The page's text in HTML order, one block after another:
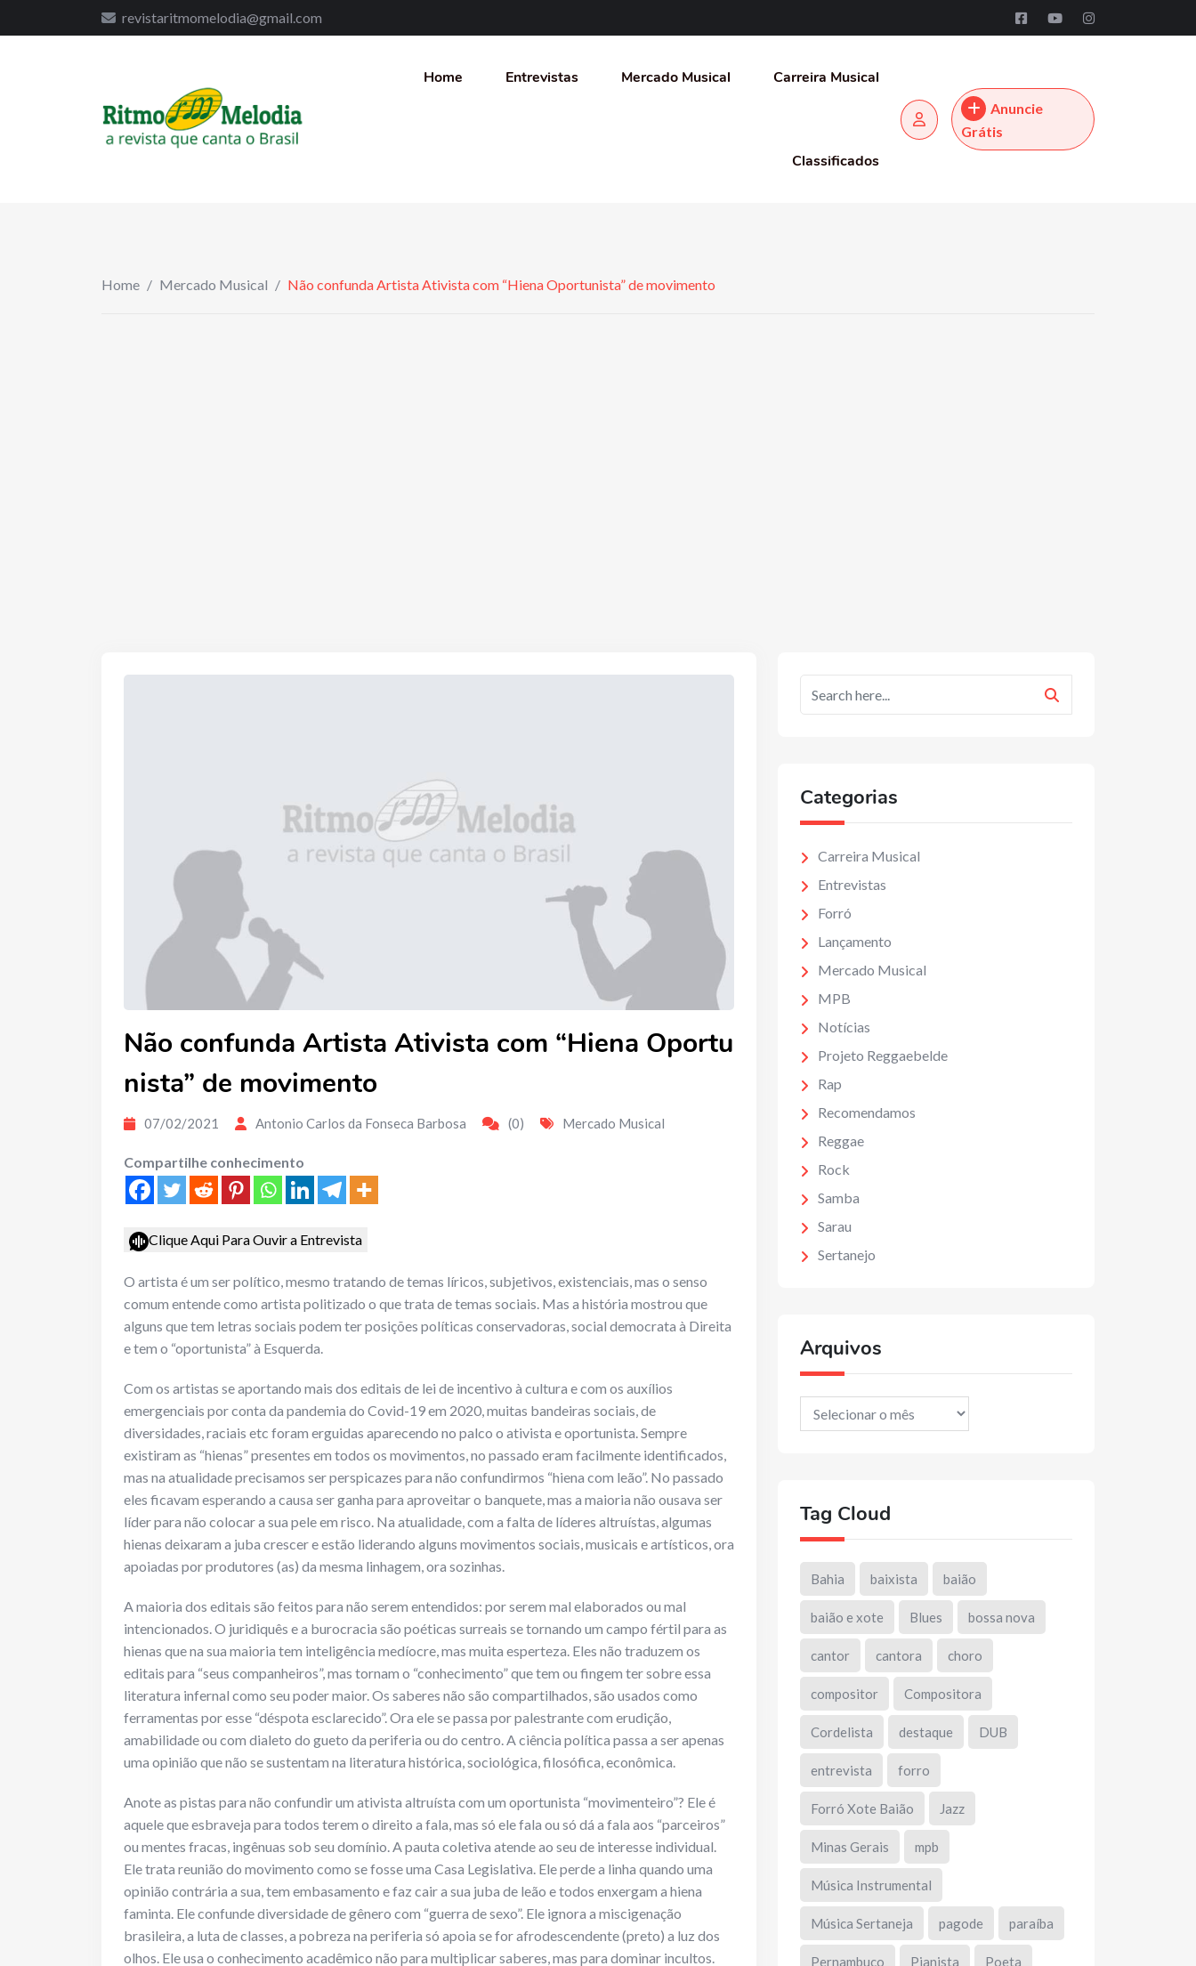
revistaritmomelodia@gmail.com
Home Entrevistas Mercado Musical Carreira Musical
Classificados
Anuncie
Grátis
Home / Mercado Musical / Não confunda Artista Ativista com “Hiena Oportunista” de movimento
Não confunda Artista Ativista com “Hiena Oportu
nista” de movimento
07/02/2021 Antonio Carlos da Fonseca Barbosa (0) Mercado Musical
Compartilhe conhecimento
Clique Aqui Para Ouvir a Entrevista
O artista é um ser político, mesmo tratando de temas líricos, subjetivos, existenciais, mas o senso
comum entende como artista politizado o que trata de temas sociais. Mas a história mostrou que
alguns que tem letras sociais podem ter posições políticas conservadoras, social democrata à Direita
e tem o “oportunista” à Esquerda.
Com os artistas se aportando mais dos editais de lei de incentivo à cultura e com os auxílios
emergenciais por conta da pandemia do Covid-19 em 2020, muitas bandeiras sociais, de
diversidades, raciais etc foram erguidas aparecendo no palco o ativista e oportunista. Sempre
existiram as “hienas” presentes em todos os movimentos, no passado eram facilmente identificados,
mas na atualidade precisamos ser perspicazes para não confundirmos “hiena com leão”. No passado
eles ficavam esperando a causa ser ganha para aproveitar o banquete, mas a maioria não ousava ser
líder para não colocar a sua pele em risco. Na atualidade, com a falta de líderes altruístas, algumas
hienas deixaram a juba crescer e estão liderando alguns movimentos sociais, musicais e artísticos, ora
apoiadas por produtores (as) da mesma linhagem, ora sozinhas.
A maioria dos editais são feitos para não serem entendidos: por serem mal elaborados ou mal
intencionados. O juridiquês e a burocracia são poéticas surreais se tornando um campo fértil para as
hienas que na sua maioria tem inteligência medíocre, mas muita esperteza. Eles não traduzem os
editais para “seus companheiros”, mas tornam o “conhecimento” que tem ou fingem ter sobre essa
literatura infernal como seu poder maior. Os saberes não são compartilhados, são usados como
ferramentas por esse “déspota esclarecido”. Ora ele se passa por palestrante com erudição,
amabilidade ou com dialeto do gueto da periferia ou do centro. A ciência política passa a ser apenas
uma opinião que não se sustentam na literatura histórica, sociológica, filosófica, econômica.
Anote as pistas para não confundir um ativista altruísta com um oportunista “movimenteiro”? Ele é
aquele que esbraveja para todos terem o direito a fala, mas só ele fala ou só dá a fala aos “parceiros”
ou mentes fracas, ingênuas sob seu domínio. A pauta coletiva atende ao seu de interesse individual.
Ele trata reunião do movimento como se fosse uma Casa Legislativa. Ele perde a linha quando uma
opinião contrária a sua, tem embasamento e faz cair a sua juba de leão e todos enxergam a hiena
faminta. Ele confunde diversidade de gênero com “guerra de sexo”. Ele ignora a miscigenação
brasileira, a luta de classes, a pobreza na periferia só apoia se for afrodescendente (preto) a luz dos
olhos. Ele usa o conhecimento acadêmico não para multiplicar saberes, mas para dominar incultos.
Categorias
Carreira Musical
Entrevistas
Forró
Lançamento
Mercado Musical
MPB
Notícias
Projeto Reggaebelde
Rap
Recomendamos
Reggae
Rock
Samba
Sarau
Sertanejo
Arquivos
Arquivos
Tag Cloud
Bahia baixista baião
baião e xote Blues bossa nova
cantor cantora choro
compositor Compositora
Cordelista destaque DUB
entrevista forro
Forró Xote Baião Jazz
Minas Gerais mpb
Música Instrumental
Música Sertaneja pagode paraíba
Pernambuco Pianista Poeta